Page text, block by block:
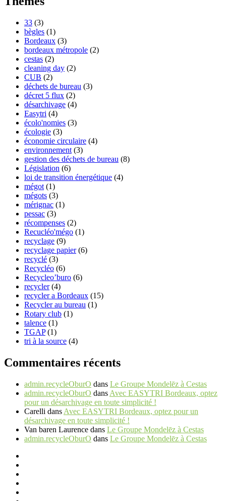
33 (3)
bègles (1)
Bordeaux (3)
bordeaux métropole (2)
cestas (2)
cleaning day (2)
CUB (2)
déchets de bureau (3)
décret 5 flux (2)
désarchivage (4)
Easytri (4)
écolo'nomies (3)
écologie (3)
économie circulaire (4)
environnement (3)
gestion des déchets de bureau (8)
Législation (6)
loi de transition énergétique (4)
mégot (1)
mégots (3)
mérignac (1)
pessac (3)
récompenses (2)
Recucléo'mégo (1)
recyclage (9)
recyclage papier(6)
recyclé (3)
Recycléo (6)
Recycleo’buro (6)
recycler(4)
recycler a Bordeaux (15)
Recycler au bureau (1)
Rotary club (1)
talence (1)
TGAP(1)
tri à la source (4)
Commentaires récents
admin.recycleOburO dans Le Groupe Mondelēz à Cestas
admin.recycleOburO dans Avec EASYTRI Bordeaux, optez
pour un désarchivage en toute simplicité !
Carelli dans Avec EASYTRI Bordeaux, optez pour un
désarchivage en toute simplicité !
Van baren Laurence dans Le Groupe Mondelēz à Cestas
admin.recycleOburO dans Le Groupe Mondelēz à Cestas